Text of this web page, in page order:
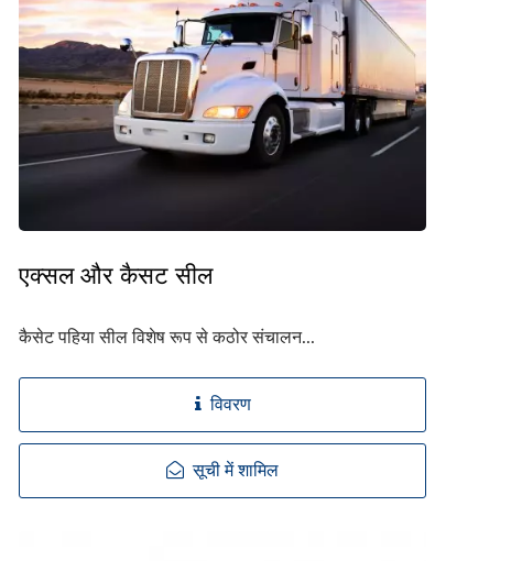
एक्सल और कैसट सील
कैसेट पहिया सील विशेष रूप से कठोर संचालन...
विवरण
सूची में शामिल